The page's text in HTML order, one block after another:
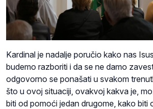
Kardinal je nadalje poručio kako nas
budemo razboriti i da se ne damo
odgovorno se ponašati u svakom
što u ovoj situaciji, ovakvoj kakva je,
biti od pomoći jedan drugome, kako biti